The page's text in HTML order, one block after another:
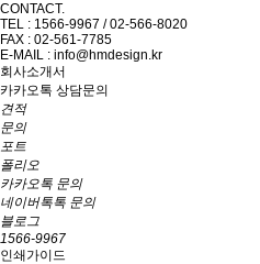
CONTACT.
TEL : 1566-9967 / 02-566-8020
FAX : 02-561-7785
E-MAIL : info@hmdesign.kr
회사소개서
카카오톡 상담문의
견적
문의
포트
폴리오
카카오톡 문의
네이버톡톡 문의
블로그
1566-9967
인쇄가이드